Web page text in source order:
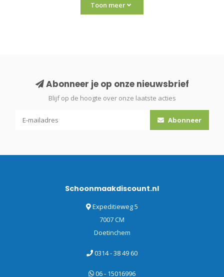
Toon meer
Abonneer je op onze nieuwsbrief
Blijf op de hoogte over onze laatste acties
Abonneer
Schoonmaakdiscount.nl
Expeditieweg 5
7007 CM
Doetinchem
0314 - 38 49 60
06 - 15016996